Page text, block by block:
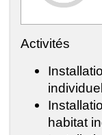
Activités
individuel
habitat